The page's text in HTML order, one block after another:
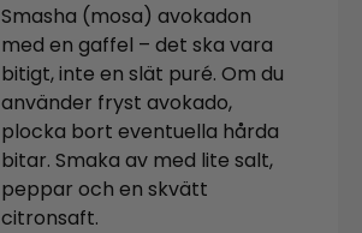
Smasha (mosa) avokadon
med en gaffel – det ska vara
bitigt, inte en slät puré. Om du
använder fryst avokado,
plocka bort eventuella hårda
bitar. Smaka av med lite salt,
peppar och en skvätt
citronsaft.